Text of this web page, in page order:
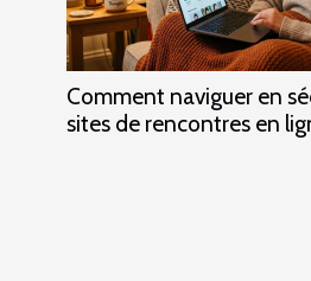
Comment naviguer en
sites de rencontres en